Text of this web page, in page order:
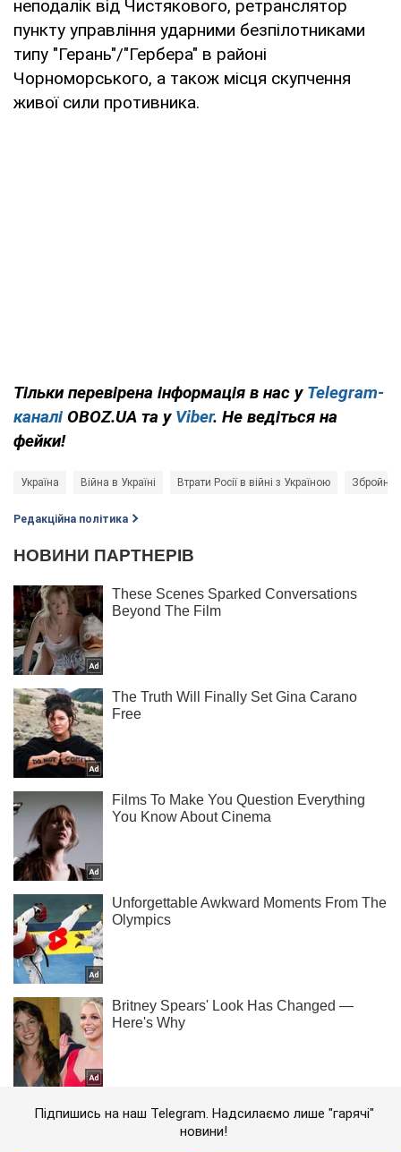
неподалік від Чистякового, ретранслятор
пункту управління ударними безпілотниками
типу "Герань"/"Гербера" в районі
Чорноморського, а також місця скупчення
живої сили противника.
Тільки перевірена інформація в нас у Telegram-
каналі OBOZ.UA та у Viber. Не ведіться на
фейки!
Україна Війна в Україні Втрати Росії в війні з Україною Збройні
Редакційна політика
Підпишись на наш Telegram. Надсилаємо лише "гарячі"
новини!